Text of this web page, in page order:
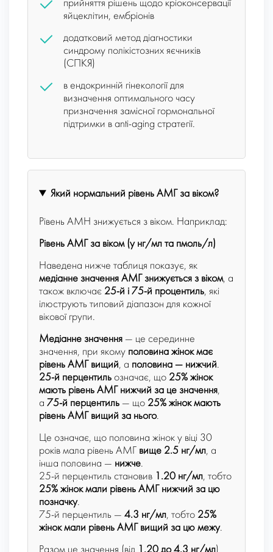
прийняття рішень щодо кріоконсервації
яйцеклітин, ембріонів
додатковий метод діагностики
синдрому полікістозних яєчників
(СПКЯ)
в ендокринній гінекології для
визначення оптимального часу
призначення замісної гормональної
підтримки в anti-aging стратегії.
Який нормальний рівень AMГ за віком?
Рівень AMH знижується з віком. Наприклад:
Рівень АМГ за віком (у нг/мл та пмоль/л)
Наведена нижче таблиця показує, як
медіанне значення АМГ знижується з віком, а
також включає 25-й і 75-й процентиль, які
ілюструють типовий діапазон для кожної
вікової групи.
Медіанне значення — це серединне
значення, при якому половина жінок має
рівень АМГ вищий, а половина — нижчий.
25-й перцентиль означає, що 25% жінок
мають рівень АМГ нижчий за це значення,
а 75-й перцентиль — що 25% жінок мають
рівень АМГ вищий за нього.
Це означає, що половина жінок у віці 30
років мала рівень АМГ вище 2.5 нг/мл, а
інша половина — нижче.
25-й перцентиль становив
1.20 нг/мл, тобто
25% жінок мали рівень АМГ нижчий за цю
позначку.
75-й перцентиль — 4.3 нг/мл, тобто 25%
жінок мали рівень АМГ вищий за цю межу.